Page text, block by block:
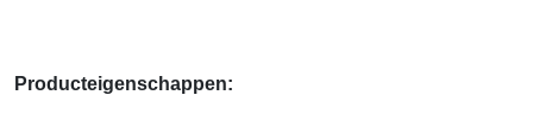
Producteigenschappen: